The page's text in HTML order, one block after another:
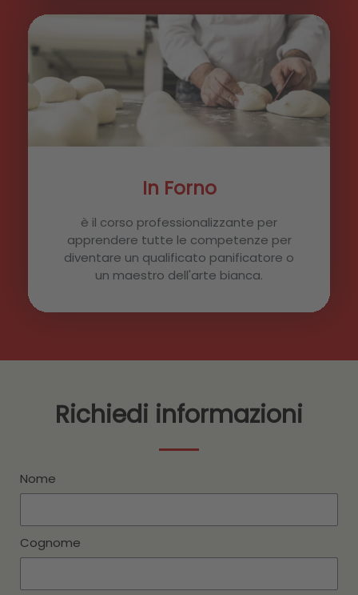
In Forno
è il corso professionalizzante per
apprendere tutte le competenze per
diventare un qualificato panificatore o
un maestro dell'arte bianca.
Richiedi informazioni
Nome
Cognome